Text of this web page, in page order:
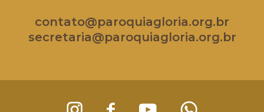
contato@paroquiagloria.org.br
secretaria@paroquiagloria.org.br